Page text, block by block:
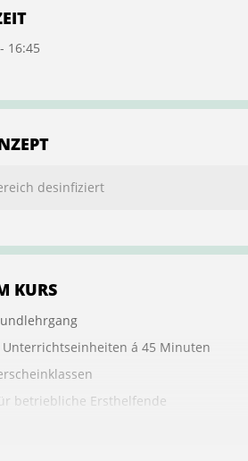
16:45
desinfiziert
KURS
á 45 Minuten
betriebliche Ersthelfende